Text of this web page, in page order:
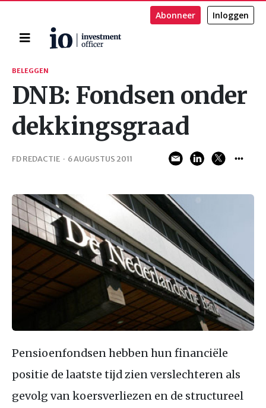
Home
Abonneer Inloggen
Zoeken
BELEGGEN
DNB: Fondsen onder
dekkingsgraad
FD REDACTIE · 6 AUGUSTUS 2011
Pensioenfondsen hebben hun financiële
positie de laatste tijd zien verslechteren als
gevolg van koersverliezen en de structureel